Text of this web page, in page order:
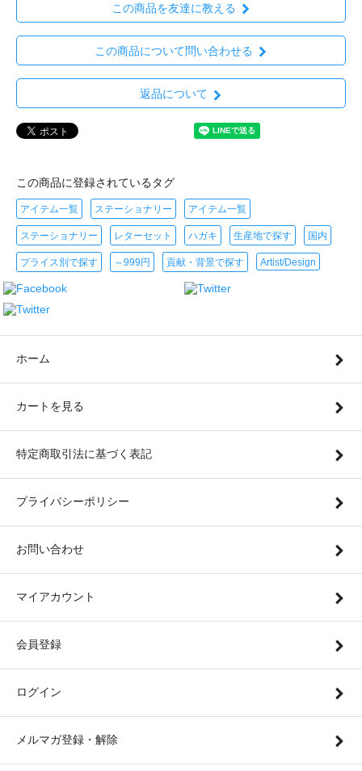
この商品を友達に教える
この商品について問い合わせる
返品について
この商品に登録されているタグ
アイテム一覧 ステーショナリー アイテム一覧
ステーショナリー レターセット ハガキ 生産地で探す 国内
プライス別で探す ～999円 貢献・背景で探す Artist/Design
ホーム
カートを見る
特定商取引法に基づく表記
プライバシーポリシー
お問い合わせ
マイアカウント
会員登録
ログイン
メルマガ登録・解除